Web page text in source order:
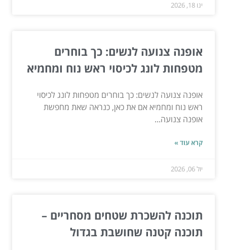
ינו 18, 2026
אופנה צנועה לנשים: כך בוחרים
מטפחות לונג לכיסוי ראש נוח ומחמיא
אופנה צנועה לנשים: כך בוחרים מטפחות לונג לכיסוי
ראש נוח ומחמיא אם את כאן, כנראה שאת מחפשת
אופנה צנועה...
קרא עוד »
יול 06, 2026
תוכנה להשכרת שטחים מסחריים –
תוכנה קטנה שחושבת בגדול